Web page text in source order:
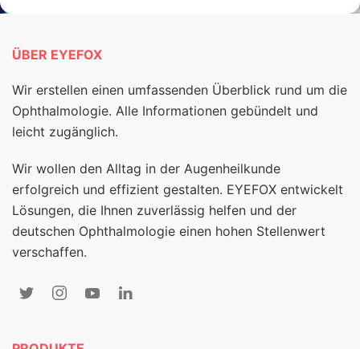
ÜBER EYEFOX
Wir erstellen einen umfassenden Überblick rund um die
Ophthalmologie. Alle Informationen gebündelt und
leicht zugänglich.
Wir wollen den Alltag in der Augenheilkunde
erfolgreich und effizient gestalten. EYEFOX entwickelt
Lösungen, die Ihnen zuverlässig helfen und der
deutschen Ophthalmologie einen hohen Stellenwert
verschaffen.